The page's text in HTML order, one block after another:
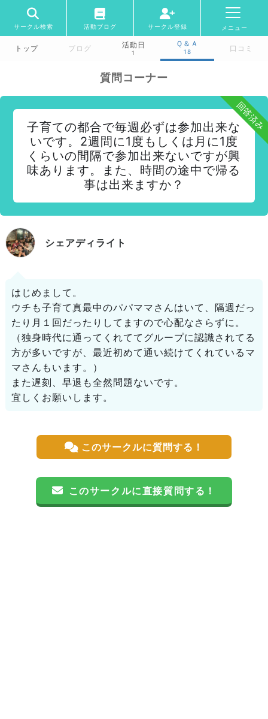
サークル検索 活動ブログ サークル登録 メニュー
トップ ブログ 活動日
1
Ｑ＆Ａ
18 口コミ
質問コーナー
回答済み
子育ての都合で毎週必ずは参加出来な
いです。2週間に1度もしくは月に1度
くらいの間隔で参加出来ないですが興
味あります。また、時間の途中で帰る
事は出来ますか？
シェアディライト
はじめまして。
ウチも子育て真最中のパパママさんはいて、隔週だっ
たり月１回だったりしてますので心配なさらずに。
（独身時代に通ってくれててグループに認識されてる
方が多いですが、最近初めて通い続けてくれているマ
マさんもいます。）
また遅刻、早退も全然問題ないです。
宜しくお願いします。
このサークルに質問する！
このサークルに直接質問する！